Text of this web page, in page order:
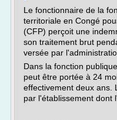
Le fonctionnaire de la
territoriale en Congé
(CFP) perçoit une
son traitement brut
versée par
Dans la fonction
peut être portée à 24
effectivement deux ans.
par l'établissement dont